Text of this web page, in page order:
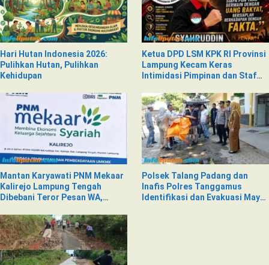
Hari Hutan Indonesia 2026:
Pulihkan Hutan, Pulihkan
Kehidupan
Ketua DPD LSM KPK RI Provinsi
Lampung Kecam Keras
Intimidasi Pimpinan dan Staf
Nad
Mantan Karyawati PNM Mekaar
Kalirejo Lampung Tengah
Dibebani Teror Pesan WA,
Polsek Talang Padang dan
Inafis Polres Tanggamus
Identifikasi dan Evakuasi Mayat